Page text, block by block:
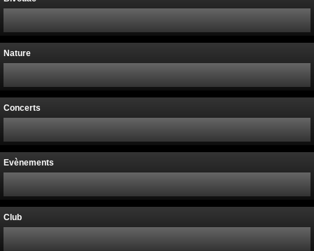
Nature
Concerts
Evènements
Club